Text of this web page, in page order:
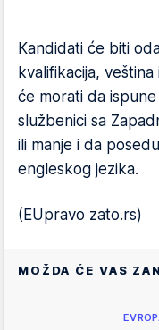
Kandidati će biti
kvalifikacija,
će morati da
službenici sa
ili manje i da
engleskog jezika.
(EUpravo zato.rs)
MOŽDA ĆE VAS